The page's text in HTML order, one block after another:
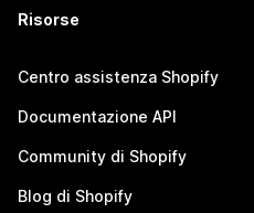
Risorse
Centro assistenza Shopify
Documentazione API
Community di Shopify
Blog di Shopify